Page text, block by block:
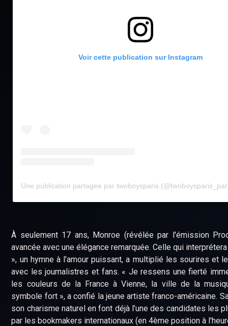
Voir cette publication sur Instagram
Une publication partagée par twoboysparis
À seulement 17 ans, Monroe (révélée par l'émission
avancée avec une élégance remarquée. Celle qui
», un hymne à l'amour puissant, a multiplié les sourires et
avec les journalistres et fans. « Je ressens une fierté
les couleurs de la France à Vienne, la ville de la
symbole fort », a confié la jeune artiste franco-américaine.
son charisme naturel en font déjà l’une des candidates les
par les bookmakers internationaux (en 4ème position à